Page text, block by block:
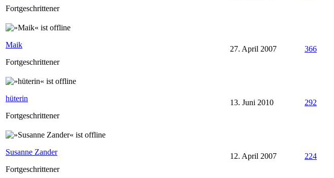
Fortgeschrittener
Maik
Fortgeschrittener
27. April 2007 366
hüterin
Fortgeschrittener
13. Juni 2010 292
Susanne Zander
Fortgeschrittener
12. April 2007 224